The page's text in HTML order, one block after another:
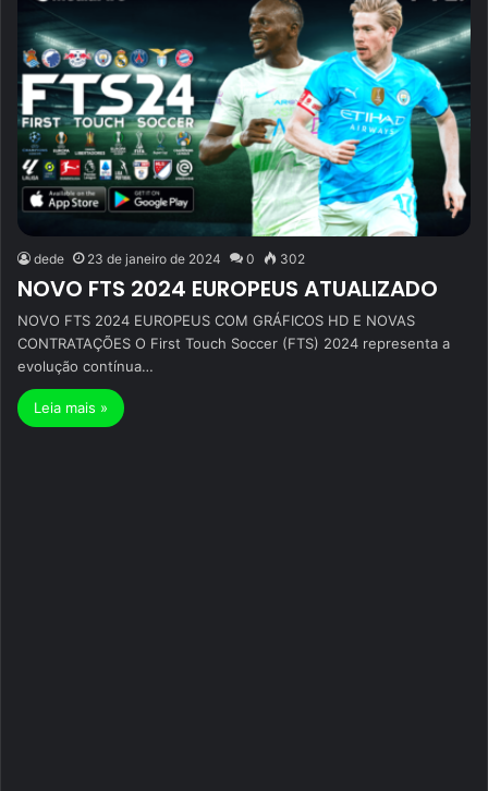
dede 23 de janeiro de 2024 0 302
NOVO FTS 2024 EUROPEUS ATUALIZADO
NOVO FTS 2024 EUROPEUS COM GRÁFICOS HD E NOVAS
CONTRATAÇÕES O First Touch Soccer (FTS) 2024 representa a
evolução contínua…
Leia mais »